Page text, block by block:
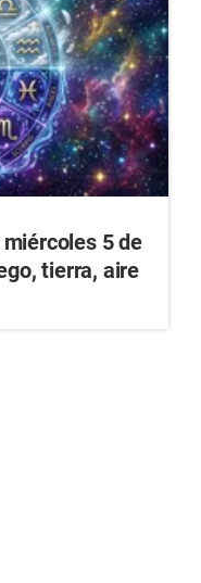
5 de
tierra, aire